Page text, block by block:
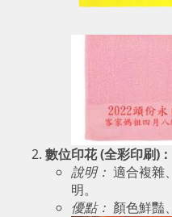
數位印花 (全彩印刷)：
說明： 適合複雜
明。
優點： 顏色鮮豔